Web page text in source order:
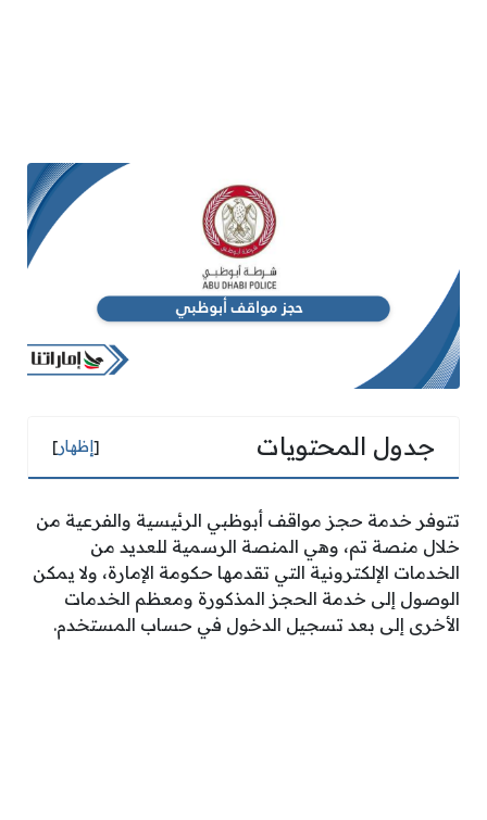
جدول المحتويات [إظهار]
تتوفر خدمة حجز مواقف أبوظبي الرئيسية والفرعية من
خلال منصة تم، وهي المنصة الرسمية للعديد من
الخدمات الإلكترونية التي تقدمها حكومة الإمارة، ولا يمكن
الوصول إلى خدمة الحجز المذكورة ومعظم الخدمات
الأخرى إلى بعد تسجيل الدخول في حساب المستخدم.